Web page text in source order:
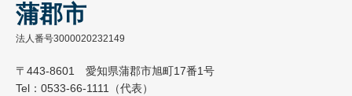
蒲郡市
法人番号3000020232149
〒443-8601 愛知県蒲郡市旭町17番1号
Tel：0533-66-1111（代表）